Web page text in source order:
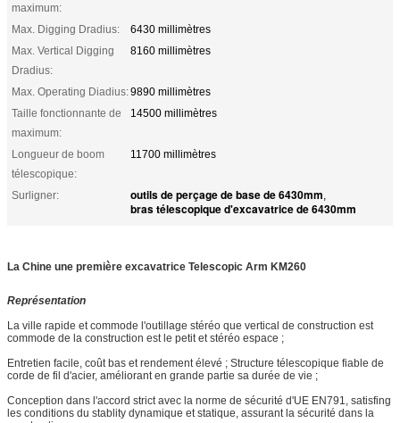
maximum:
Max. Digging Dradius:
6430 millimètres
Max. Vertical Digging
Dradius:
8160 millimètres
Max. Operating Diadius:9890 millimètres
Taille fonctionnante de
maximum:
14500 millimètres
Longueur de boom
télescopique:
11700 millimètres
Surligner: outils de perçage de base de 6430mm,
bras télescopique d'excavatrice de 6430mm
La Chine une première excavatrice Telescopic Arm KM260
Représentation
La ville rapide et commode l'outillage stéréo que vertical de construction est
commode de la construction est le petit et stéréo espace ;
Entretien facile, coût bas et rendement élevé ; Structure télescopique fiable de
corde de fil d'acier, améliorant en grande partie sa durée de vie ;
Conception dans l'accord strict avec la norme de sécurité d'UE EN791, satisfing
les conditions du stablity dynamique et statique, assurant la sécurité dans la